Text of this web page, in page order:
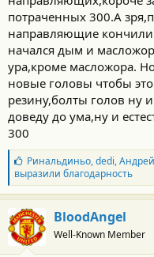
потраченных 300.А
направляющие
начался дым и
ура,кроме масложора.
новые головы чтобы
резину,болты голов ну и
доведу до ума,ну и
300
Б
л
а
г
о
д
а
р
Ринальдиньо,dedi,
выразили благодарность
BloodAngel
Well-Known Member